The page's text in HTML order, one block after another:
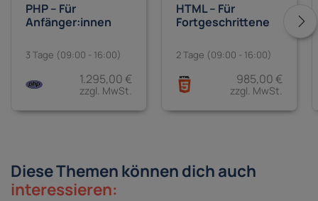
PHP – Für
Anfänger:innen
3 Tage (09:00 - 16:00)
1.295,00 €
zzgl. MwSt.
HTML – Für
Fortgeschrittene
2 Tage (09:00 - 16:00)
985,00 €
zzgl. MwSt.
Diese Themen können dich auch
interessieren: